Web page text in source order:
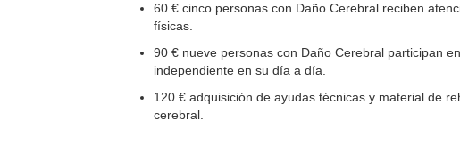
60 € cinco personas con Daño Cerebral reciben
físicas.
90 € nueve personas con Daño Cerebral participan
independiente en su día a día.
120 € adquisición de ayudas técnicas y material de
cerebral.